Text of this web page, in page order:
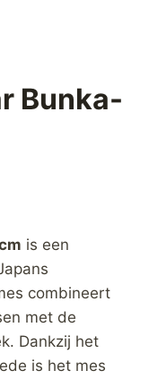
Bunka-
is een
combineert
met de
Dankzij het
is het mes